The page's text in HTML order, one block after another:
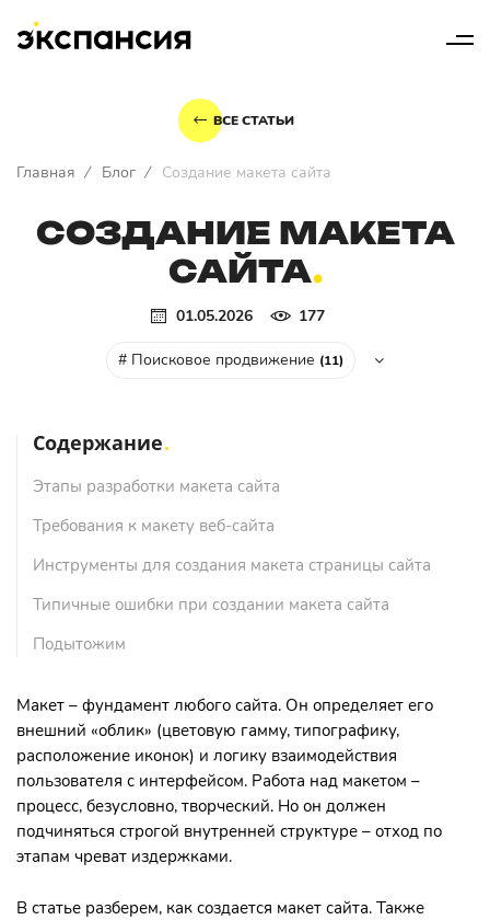
ВСЕ СТАТЬИ
Главная / Блог / Создание макета сайта
СОЗДАНИЕ МАКЕТА
САЙТА
01.05.2026 177
# Поисковое продвижение (11)
Макет – фундамент любого сайта. Он определяет его
внешний «облик» (цветовую гамму, типографику,
расположение иконок) и логику взаимодействия
пользователя с интерфейсом. Работа над макетом –
процесс, безусловно, творческий. Но он должен
подчиняться строгой внутренней структуре – отход по
этапам чреват издержками.
В статье разберем, как создается макет сайта. Также
Содержание
Этапы разработки макета сайта
Требования к макету веб-сайта
Инструменты для создания макета страницы сайта
Типичные ошибки при создании макета сайта
Подытожим